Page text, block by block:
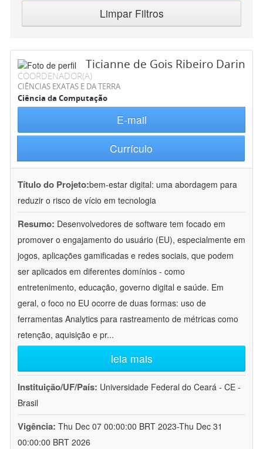
Limpar Filtros
Ticianne de Gois Ribeiro Darin
COORDENADOR(A)
CIÊNCIAS EXATAS E DA TERRA
Ciência da Computação
E-mail
Currículo
Título do Projeto:bem-estar digital: uma abordagem para
reduzir o risco de vício em tecnologia
Resumo: Desenvolvedores de software tem focado em
promover o engajamento do usuário (EU), especialmente em
jogos, aplicações gamificadas e redes sociais, que podem
ser aplicados em diferentes domínios - como
entretenimento, educação, governo digital e saúde. Em
geral, o foco no EU ocorre de duas formas: uso de
ferramentas Analytics para rastreamento de métricas como
retenção, aquisição e pr...
leia mais
Instituição/UF/País: Universidade Federal do Ceará - CE -
Brasil
Vigência: Thu Dec 07 00:00:00 BRT 2023-Thu Dec 31
00:00:00 BRT 2026